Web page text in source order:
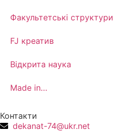
Факультетські структури
FJ креатив
Відкрита наука
Made in…
Контакти
dekanat-74@ukr.net